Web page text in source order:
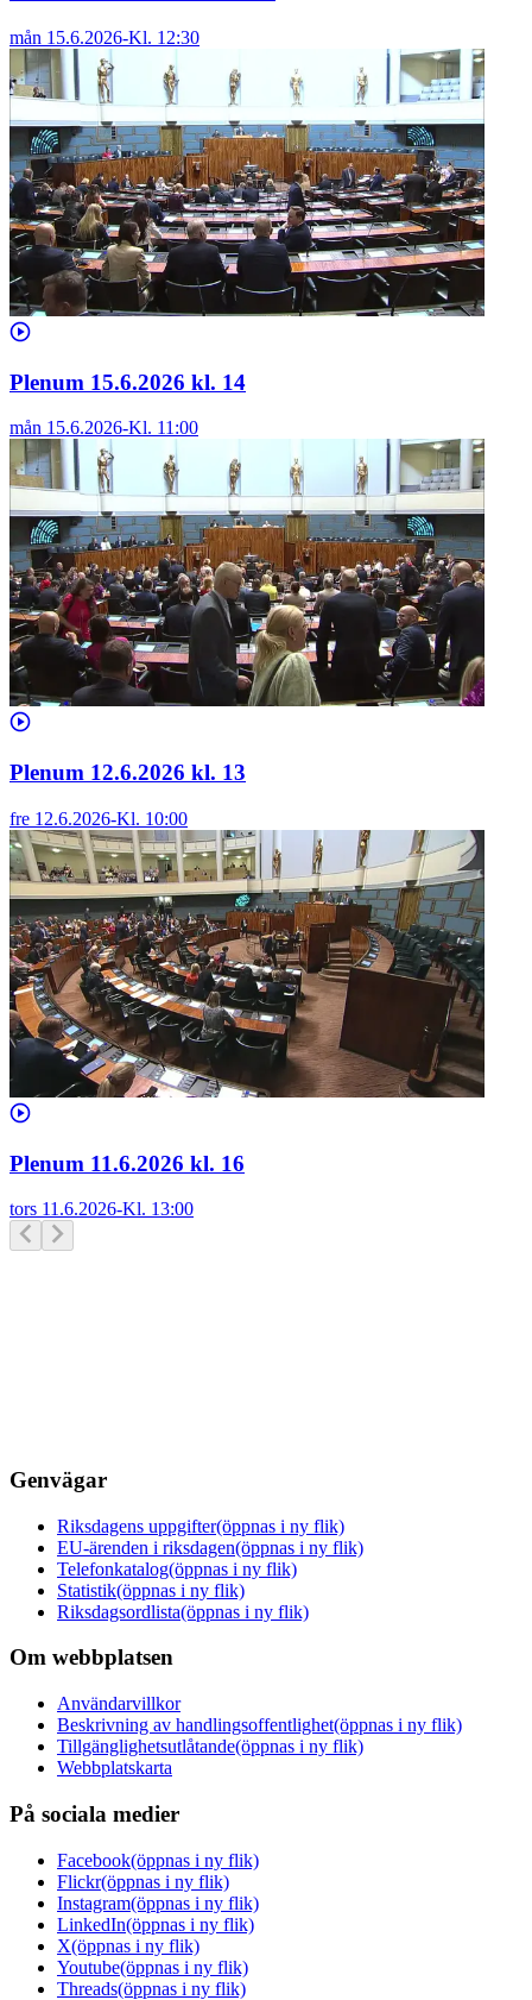
mån 15.6.2026-Kl. 12:30
Plenum 15.6.2026 kl. 14
mån 15.6.2026-Kl. 11:00
Plenum 12.6.2026 kl. 13
fre 12.6.2026-Kl. 10:00
Plenum 11.6.2026 kl. 16
tors 11.6.2026-Kl. 13:00
Genvägar
Riksdagens uppgifter(öppnas i ny flik)
EU-ärenden i riksdagen(öppnas i ny flik)
Telefonkatalog(öppnas i ny flik)
Statistik(öppnas i ny flik)
Riksdagsordlista(öppnas i ny flik)
Om webbplatsen
Användarvillkor
Beskrivning av handlingsoffentlighet(öppnas i ny flik)
Tillgänglighetsutlåtande(öppnas i ny flik)
Webbplatskarta
På sociala medier
Facebook(öppnas i ny flik)
Flickr(öppnas i ny flik)
Instagram(öppnas i ny flik)
LinkedIn(öppnas i ny flik)
X(öppnas i ny flik)
Youtube(öppnas i ny flik)
Threads(öppnas i ny flik)